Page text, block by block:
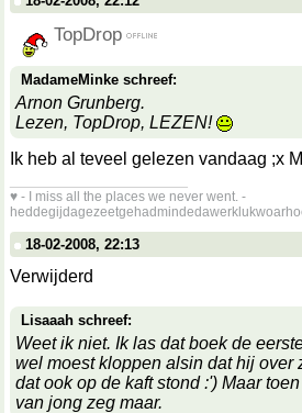
TopDrop
MadameMinke schreef:
Arnon Grunberg.
Lezen, TopDrop, LEZEN!
Ik heb al teveel gelezen vandaag ;x
♥ - I miss all the places we never went. -
18-02-2008, 22:13
Verwijderd
Lisaaah schreef:
Weet ik niet. Ik las dat boek de
wel moest kloppen alsin dat hij over
dat ook op de kaft stond :') Maar
van jong zeg maar.